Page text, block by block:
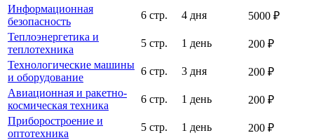
Информационная
безопасность
6 стр. 4 дня
5000 ₽
Теплоэнергетика и
теплотехника
5 стр. 1 день
200 ₽
Технологические машины
и оборудование
6 стр. 3 дня
200 ₽
Авиационная и ракетно-
космическая техника
6 стр. 1 день
200 ₽
Приборостроение и
оптотехника
5 стр. 1 день
200 ₽